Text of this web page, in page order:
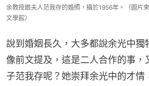
余教授跟夫人范我存的婚照，攝於1956年。（圖片
文學館）
說到婚姻長久，大多都說余光中獨
像前文提及，這是二人合作的事，
子范我存呢？她崇拜余光中的才情